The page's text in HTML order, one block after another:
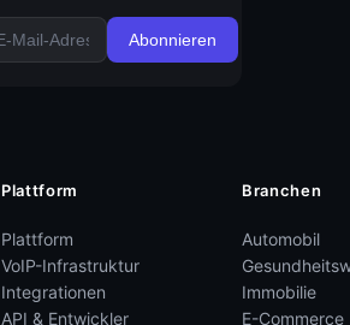
Abonnieren
Plattform
Plattform
VoIP-Infrastruktur
Integrationen
API & Entwickler
Branchen
Automobil
Immobilie
E-Commerce